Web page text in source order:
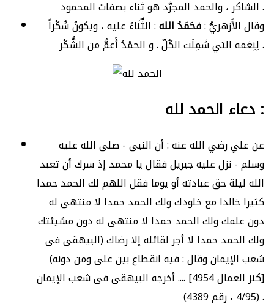
الشاكر ، والحمد المجرَّد هو ثناء بصفات المحمود .
وقال الأَزهريُّ :فحَمَدُ الله: الثَّنَاءُ عليه ، ويكونُ شُكْراً
لِنِعَمه التي شَمِلَت الكُلّ . و الحمْدُ أَعمُّ من الشُّكْر .
دعاء الحمد لله :
عن علي رضي الله عنه : أن النبى - صلى الله عليه
وسلم - نزل عليه جبريل فقال يا محمد إذ سرك أن تعبد
الله ليلة حق عبادته أو يوما فقل اللهم لك الحمد حمدا
كثيرا خالدا مع خلودك ولك الحمد حمدا لا منتهى له
دون علمك ولك الحمد حمدا لا منتهى له دون مشيئتك
ولك الحمد حمدا لا أجر لقائله إلا رضاك (البيهقى فى
شعب الإيمان وقال : فيه انقطاع بين على ومن دونه)
[كنز العمال 4954] .... أخرجه البيهقى فى شعب الإيمان
(4/95 ، رقم 4389) .